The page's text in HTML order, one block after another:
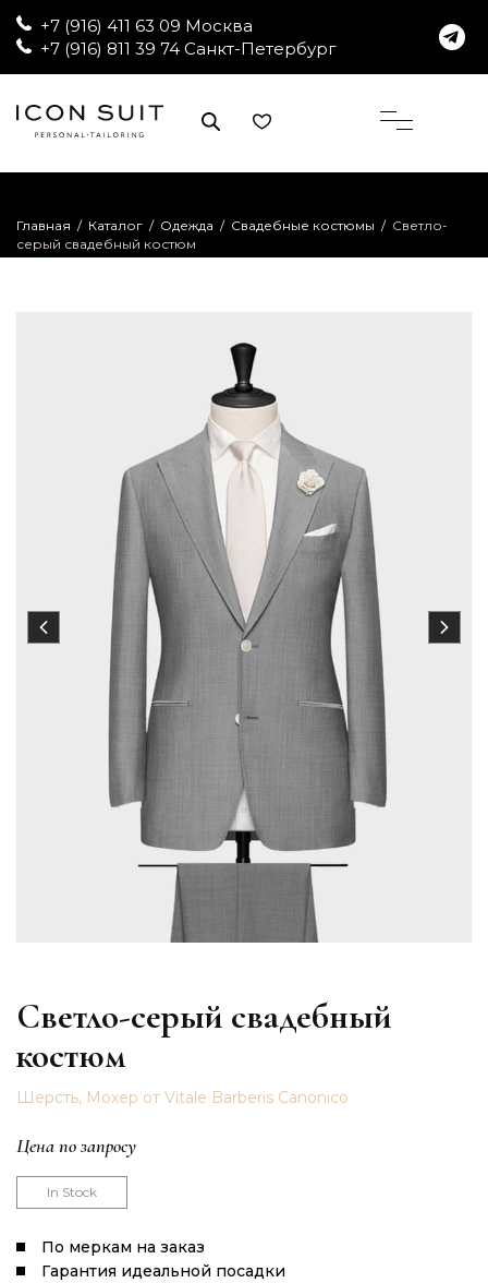
+7 (916) 411 63 09 Москва
+7 (916) 811 39 74 Санкт-Петербург
Главная / Каталог / Одежда / Свадебные костюмы / Светло-
серый свадебный костюм
Светло-серый свадебный
костюм
Шерсть, Мохер от Vitale Barberis Canonico
Цена по запросу
In Stock
По меркам на заказ
Гарантия идеальной посадки